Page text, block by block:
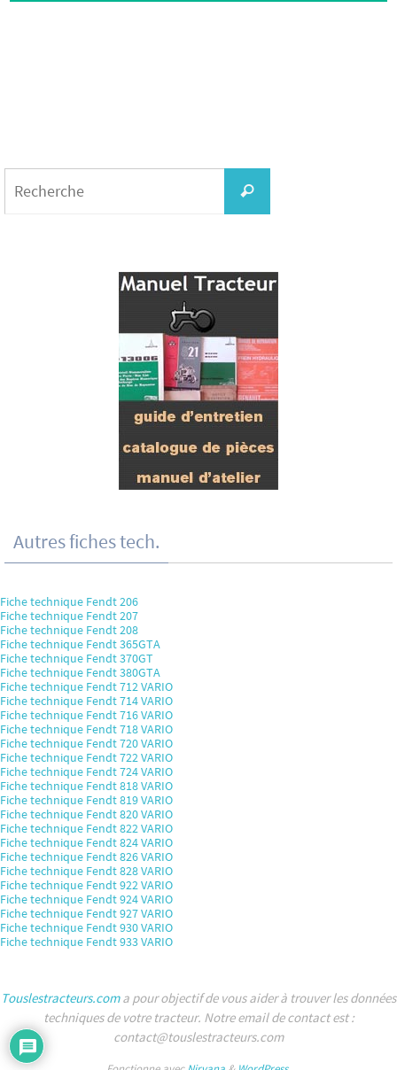
Recherche
Autres fiches tech.
Fiche technique Fendt 206
Fiche technique Fendt 207
Fiche technique Fendt 208
Fiche technique Fendt 365GTA
Fiche technique Fendt 370GT
Fiche technique Fendt 380GTA
Fiche technique Fendt 712 VARIO
Fiche technique Fendt 714 VARIO
Fiche technique Fendt 716 VARIO
Fiche technique Fendt 718 VARIO
Fiche technique Fendt 720 VARIO
Fiche technique Fendt 722 VARIO
Fiche technique Fendt 724 VARIO
Fiche technique Fendt 818 VARIO
Fiche technique Fendt 819 VARIO
Fiche technique Fendt 820 VARIO
Fiche technique Fendt 822 VARIO
Fiche technique Fendt 824 VARIO
Fiche technique Fendt 826 VARIO
Fiche technique Fendt 828 VARIO
Fiche technique Fendt 922 VARIO
Fiche technique Fendt 924 VARIO
Fiche technique Fendt 927 VARIO
Fiche technique Fendt 930 VARIO
Fiche technique Fendt 933 VARIO
Touslestracteurs.coma pour objectif de vous aider à trouver les données
techniques de votre tracteur. Notre email de contact est :
contact@touslestracteurs.com